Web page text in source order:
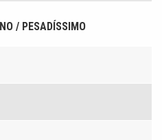
/ PESADÍSSIMO